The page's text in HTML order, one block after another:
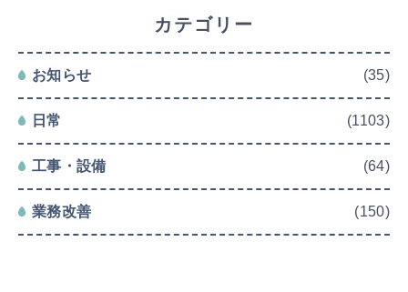
カテゴリー
お知らせ (35)
日常 (1103)
工事・設備 (64)
業務改善 (150)